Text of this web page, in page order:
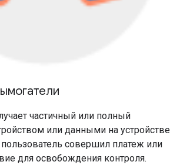
частичный или полный
или данными на устройстве
пользователь совершил платеж или
для освобождения контроля.